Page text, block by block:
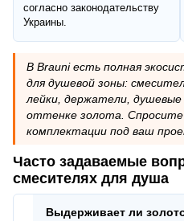
согласно законодательству
Украины.
В Brauni есть полная
для душевой зоны:
лейки, держатели,
оттенке золота.
комплектации под ваш
Часто задаваемые
смесителях для душа
Выдерживает ли